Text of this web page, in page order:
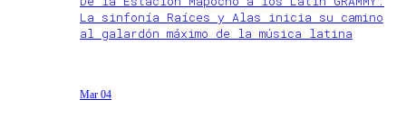
La sinfonía Raíces y Alas inicia su camino
al galardón máximo de la música latina
Mar 04